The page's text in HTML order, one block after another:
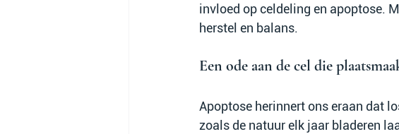
invloed op celdeling en apoptose.
herstel en balans.
Een ode aan de cel die
Apoptose herinnert ons eraan dat
zoals de natuur elk jaar bladeren